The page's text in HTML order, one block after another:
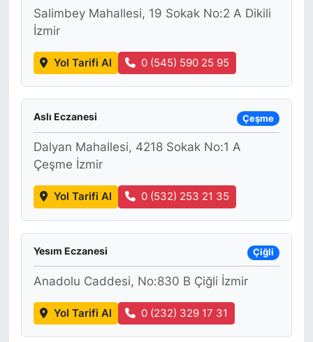
Salimbey Mahallesi, 19 Sokak No:2 A Dikili
İzmir
Yol Tarifi Al 0 (545) 590 25 95
Aslı Eczanesi Çeşme
Dalyan Mahallesi, 4218 Sokak No:1 A
Çeşme İzmir
Yol Tarifi Al 0 (532) 253 21 35
Yesım Eczanesi Çiğli
Anadolu Caddesi, No:830 B Çiğli İzmir
Yol Tarifi Al 0 (232) 329 17 31